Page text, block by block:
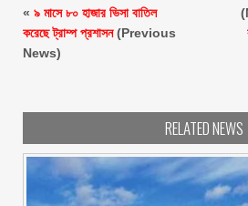
« ৯ মাসে ৮০ হাজার ভিসা বাতিল
করেছে ট্রাম্প প্রশাসন(Previous
News)
RELATED NEWS